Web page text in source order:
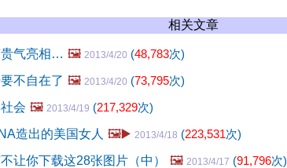
相关文章
贵气亮相… 🖼️ 2013/4/20 (48,783次)
不自在了 🖼️ 2013/4/20 (73,795次)
会 🖼️ 2013/4/19 (217,329次)
造出的美国女人 🖼️▶️ 2013/4/18 (223,531次)
让你下载这28张图片（中）
🖼️ 2013/4/17 (91,796次)